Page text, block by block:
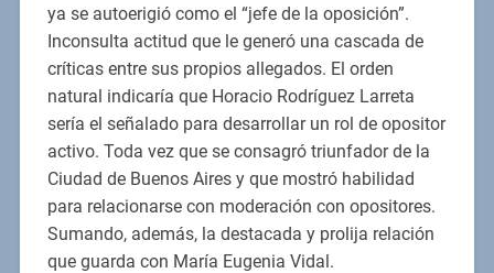
ya se autoerigió como el “jefe de la oposición”.
Inconsulta actitud que le generó una cascada de
críticas entre sus propios allegados. El orden
natural indicaría que Horacio Rodríguez Larreta
sería el señalado para desarrollar un rol de opositor
activo. Toda vez que se consagró triunfador de la
Ciudad de Buenos Aires y que mostró habilidad
para relacionarse con moderación con opositores.
Sumando, además, la destacada y prolija relación
que guarda con María Eugenia Vidal.